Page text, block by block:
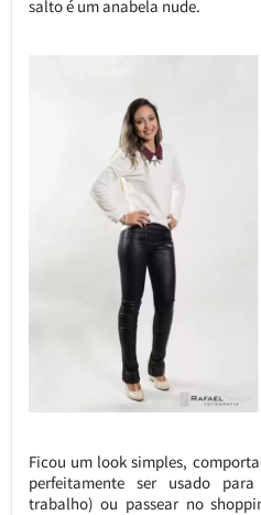
salto é um anabela nude.
Ficou um look simples,
perfeitamente ser usado
trabalho) ou passear no